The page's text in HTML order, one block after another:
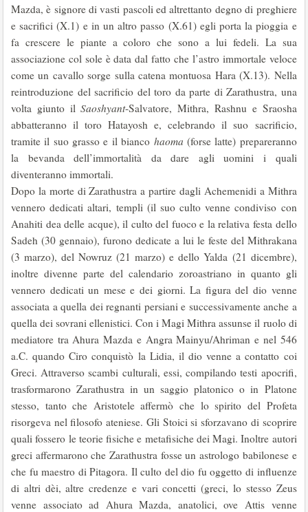
Mazda, è signore di vasti pascoli ed altrettanto degno di preghiere
e sacrifici (X.1) e in un altro passo (X.61) egli porta la pioggia e
fa crescere le piante a coloro che sono a lui fedeli. La sua
associazione col sole è data dal fatto che l’astro immortale veloce
come un cavallo sorge sulla catena montuosa Hara (X.13). Nella
reintroduzione del sacrificio del toro da parte di Zarathustra, una
volta giunto ilSaoshyant-Salvatore, Mithra, Rashnu e Sraosha
abbatteranno il toro Hatayosh e, celebrando il suo sacrificio,
tramite il suo grasso e il bianco haoma (forse latte) prepareranno
la bevanda dell’immortalità da dare agli uomini i quali
diventeranno immortali.
Dopo la morte di Zarathustra a partire dagli Achemenidi a Mithra
vennero dedicati altari, templi (il suo culto venne condiviso con
Anahiti dea delle acque), il culto del fuoco e la relativa festa dello
Sadeh (30 gennaio), furono dedicate a lui le feste del Mithrakana
(3 marzo), del Nowruz (21 marzo) e dello Yalda (21 dicembre),
inoltre divenne parte del calendario zoroastriano in quanto gli
vennero dedicati un mese e dei giorni. La figura del dio venne
associata a quella dei regnanti persiani e successivamente anche a
quella dei sovrani ellenistici. Con i Magi Mithra assunse il ruolo di
mediatore tra Ahura Mazda e Angra Mainyu/Ahriman e nel 546
a.C. quando Ciro conquistò la Lidia, il dio venne a contatto coi
Greci. Attraverso scambi culturali, essi, compilando testi apocrifi,
trasformarono Zarathustra in un saggio platonico o in Platone
stesso, tanto che Aristotele affermò che lo spirito del Profeta
risorgeva nel filosofo ateniese. Gli Stoici si sforzavano di scoprire
quali fossero le teorie fisiche e metafisiche dei Magi. Inoltre autori
greci affermarono che Zarathustra fosse un astrologo babilonese e
che fu maestro di Pitagora. Il culto del dio fu oggetto di influenze
di altri dèi, altre credenze e vari concetti (greci, lo stesso Zeus
venne associato ad Ahura Mazda, anatolici, ove Attis venne